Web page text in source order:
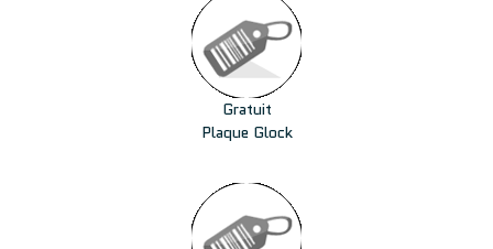
Gratuit
Plaque Glock